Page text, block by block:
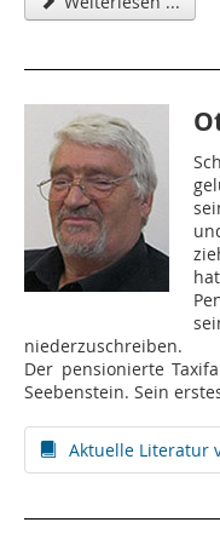
niederzuschreiben.
Der pensionierte
Seebenstein. Sein
Aktuelle Literatur